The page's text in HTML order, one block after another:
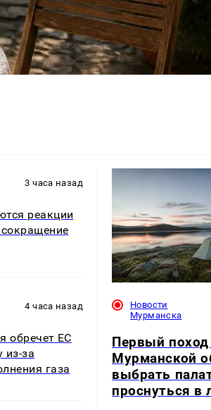
3 часа назад
реакции
4 часа назад
обречет ЕС
из-за
газа
Новости
Мурманска
Первый поход
Мурманской
выбрать
проснуться в